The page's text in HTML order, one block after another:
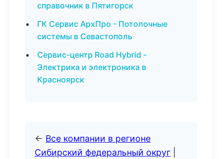
справочник в Пятигорск
ГК Сервис АрхПро - Потолочные
системы в Севастополь
Сервис-центр Road Hybrid -
Электрика и электроника в
Красноярск
← Все компании в регионе
Сибирский федеральный округ